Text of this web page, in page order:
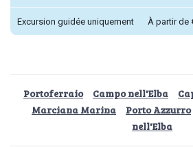
Excursion guidée uniquement À partir de
Portoferraio Campo nell'Elba
Marciana Marina
Porto Azzurro
nell'Elba